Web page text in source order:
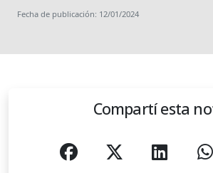
Fecha de publicación: 12/01/2024
Compartí esta